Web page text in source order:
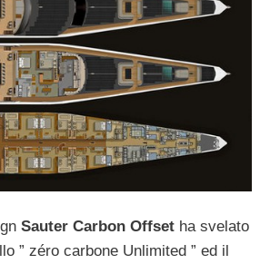
Sauter Carbon Offset ha svelato
” zéro carbone Unlimited ” ed il